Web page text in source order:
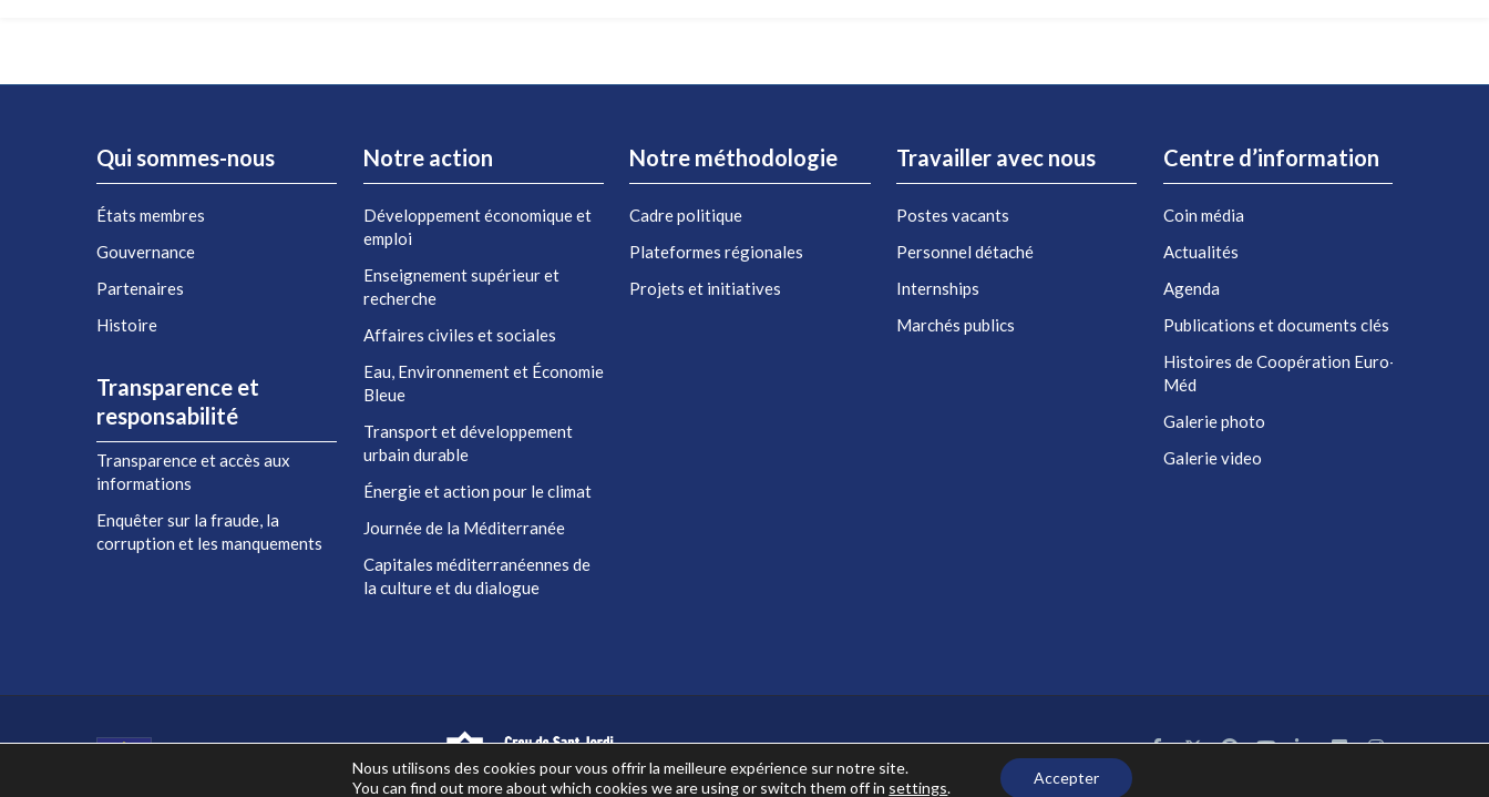
Qui sommes-nous
États membres
Gouvernance
Partenaires
Histoire
Transparence et
responsabilité
Transparence et accès aux
informations
Enquêter sur la fraude, la
corruption et les manquements
Notre action
Développement économique et
emploi
Enseignement supérieur et
recherche
Affaires civiles et sociales
Eau, Environnement et Économie
Bleue
Transport et développement
urbain durable
Énergie et action pour le climat
Journée de la Méditerranée
Capitales méditerranéennes de
la culture et du dialogue
Notre méthodologie
Cadre politique
Plateformes régionales
Projets et initiatives
Travailler avec nous
Postes vacants
Personnel détaché
Internships
Marchés publics
Centre d’information
Coin média
Actualités
Agenda
Publications et documents clés
Histoires de Coopération Euro-
Méd
Galerie photo
Galerie video
Nous utilisons des cookies pour vous offrir la meilleure expérience sur notre site.
You can find out more about which cookies we are using or switch them off in settings.
Accepter